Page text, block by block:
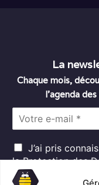
La
Chaque mois,
l’agenda
l
*
R
G
D
P
J’ai pris
la Protection des
consens au